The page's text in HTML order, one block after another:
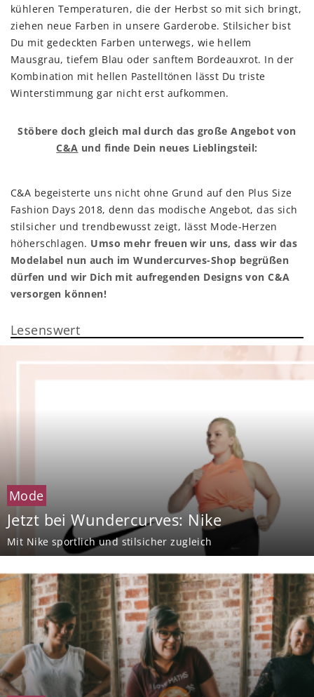
kühleren Temperaturen, die der Herbst so mit sich bringt,
ziehen neue Farben in unsere Garderobe. Stilsicher bist
Du mit gedeckten Farben unterwegs, wie hellem
Mausgrau, tiefem Blau oder sanftem Bordeauxrot. In der
Kombination mit hellen Pastelltönen lässt Du triste
Winterstimmung gar nicht erst aufkommen.
Stöbere doch gleich mal durch das große Angebot von
C&A und finde Dein neues Lieblingsteil:
C&A begeisterte uns nicht ohne Grund auf den Plus Size
Fashion Days 2018, denn das modische Angebot, das sich
stilsicher und trendbewusst zeigt, lässt Mode-Herzen
höherschlagen. Umso mehr freuen wir uns, dass wir das
Modelabel nun auch im Wundercurves-Shop begrüßen
dürfen und wir Dich mit aufregenden Designs von C&A
versorgen können!
Lesenswert
Mode
Jetzt bei Wundercurves: Nike
Mit Nike sportlich und stilsicher zugleich